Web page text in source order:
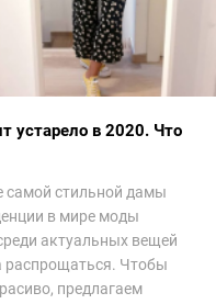
устарело в 2020. Что
самой стильной дамы
в мире моды
актуальных вещей
распрощаться. Чтобы
предлагаем